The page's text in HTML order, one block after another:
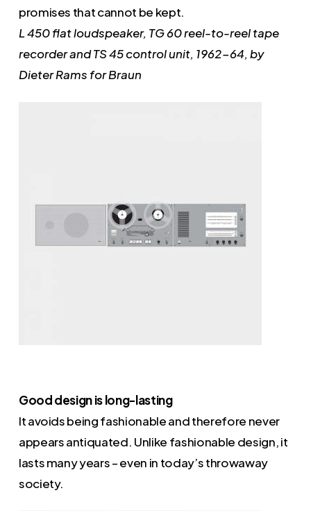
promises that cannot be kept.
L 450 flat loudspeaker, TG 60 reel-to-reel tape
recorder and TS 45 control unit, 1962-64, by
Dieter Rams for Braun
Good design is long-lasting
It avoids being fashionable and therefore never
appears antiquated. Unlike fashionable design, it
lasts many years – even in today’s throwaway
society.